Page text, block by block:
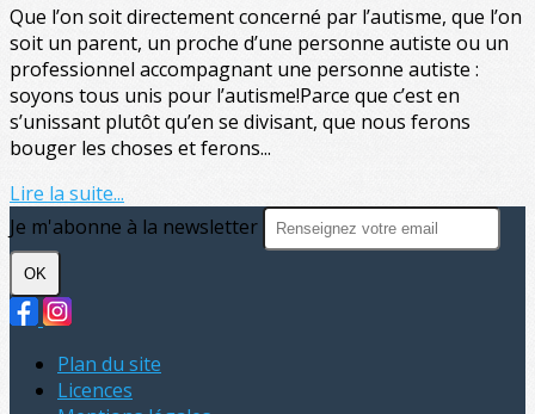
Que l’on soit directement concerné par l’autisme, que l’on
soit un parent, un proche d’une personne autiste ou un
professionnel accompagnant une personne autiste :
soyons tous unis pour l’autisme!Parce que c’est en
s’unissant plutôt qu’en se divisant, que nous ferons
bouger les choses et ferons...
Lire la suite...
Je m'abonne à la newsletter
OK
Plan du site
Licences